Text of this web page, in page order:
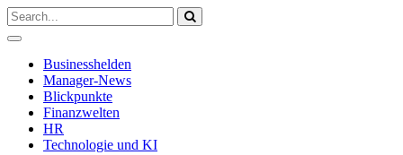
Businesshelden
Manager-News
Blickpunkte
Finanzwelten
HR
Technologie und KI